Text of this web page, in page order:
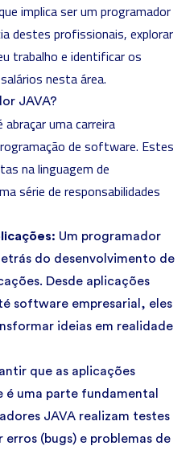
implica ser um programador
destes profissionais, explorar
trabalho e identificar os
nesta área.
JAVA?
abraçar uma carreira
de software. Estes
na linguagem de
série de responsabilidades
Um programador
do desenvolvimento de
Desde aplicações
software empresarial, eles
ideias em realidade
que as aplicações
uma parte fundamental
JAVA realizam testes
(bugs) e problemas de